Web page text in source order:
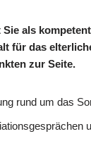
als
für das
zur Seite.
rund um das